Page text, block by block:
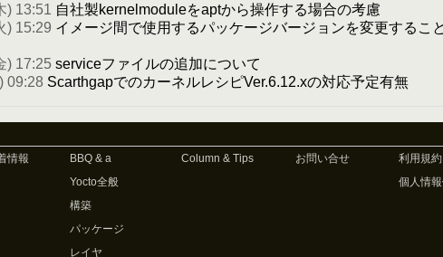
) 13:51 自社製kernelmoduleをaptから操作する場合の考慮
) 15:29 イメージ間で使用するパッケージバージョンを変更するこ
) 17:25 serviceファイルの追加について
09:28 ScarthgapでのカーネルレシピVer.6.12.xの対応予定有無
情報 BBQ & a Column & Tips お問い合せ
利用規約
Yocto全般
個人情
構築
パッケージ
レイヤ